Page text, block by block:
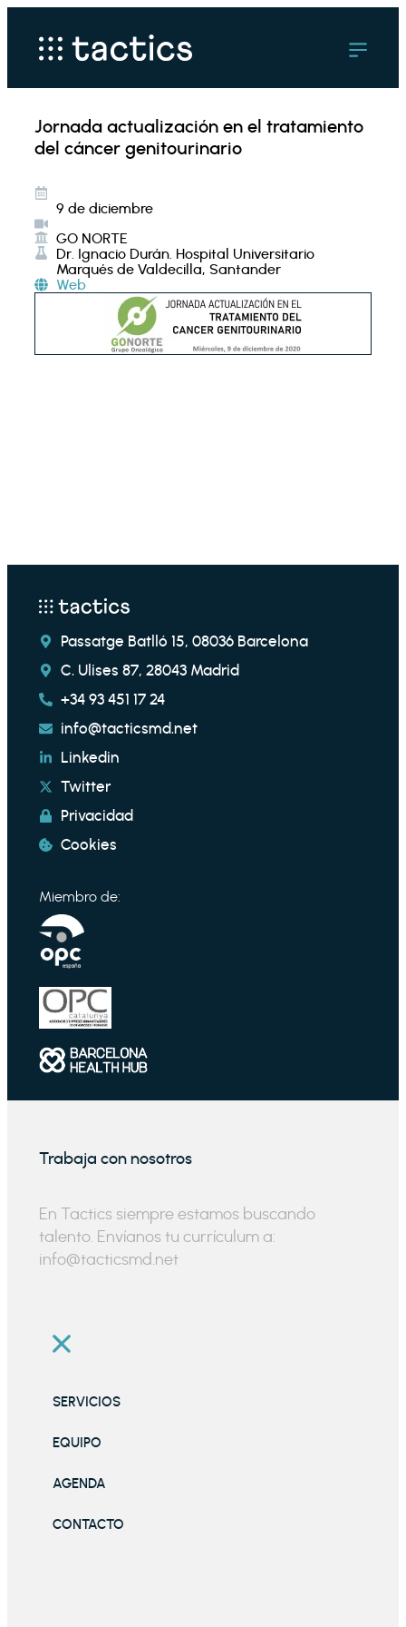
Jornada actualización en el tratamiento
del cáncer genitourinario
9 de diciembre
GO NORTE
Dr. Ignacio Durán. Hospital Universitario
Marqués de Valdecilla, Santander
Web
Passatge Batlló 15, 08036 Barcelona
C. Ulises 87, 28043 Madrid
+34 93 451 17 24
info@tacticsmd.net
Linkedin
Twitter
Privacidad
Cookies
Miembro de:
Trabaja con nosotros
En Tactics siempre estamos buscando
talento. Envíanos tu currículum a:
info@tacticsmd.net
SERVICIOS
EQUIPO
AGENDA
CONTACTO